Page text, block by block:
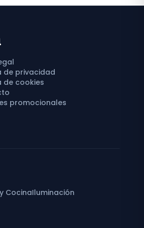
de privacidad
de cookies
promocionales
CocinaIluminación